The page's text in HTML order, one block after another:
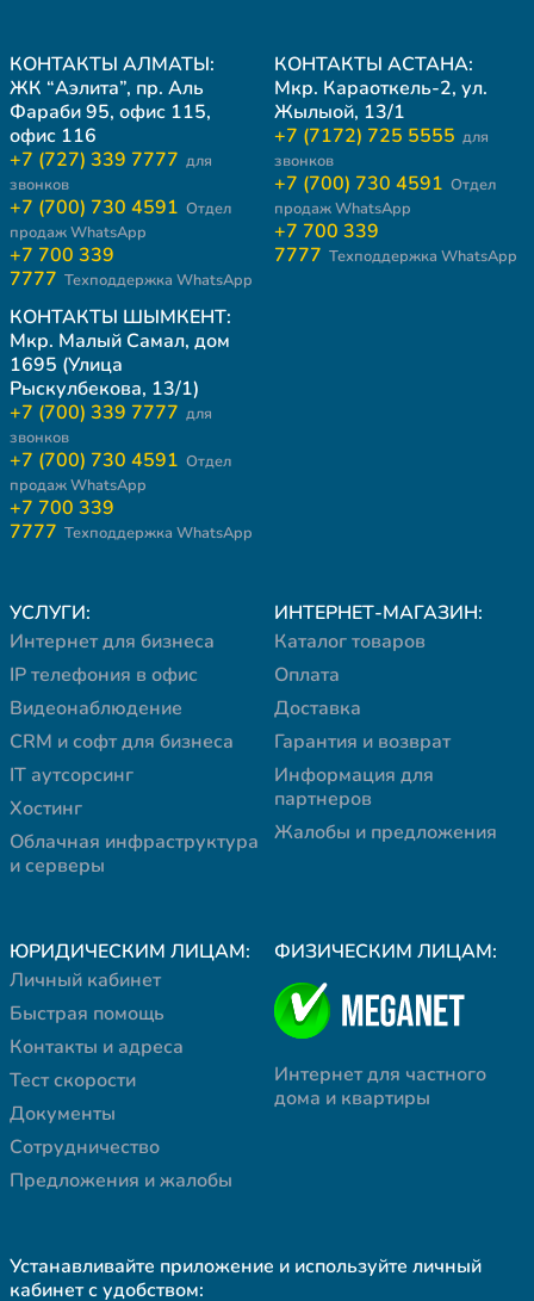
КОНТАКТЫ АЛМАТЫ:
ЖК “Аэлита”, пр. Аль
Фараби 95, офис 115,
офис 116
+7 (727) 339 7777 для
звонков
+7 (700) 730 4591 Отдел
продаж WhatsApp
+7 700 339
7777 Техподдержка WhatsApp
КОНТАКТЫ АСТАНА:
Мкр. Караоткель-2, ул.
Жылыой, 13/1
+7 (7172) 725 5555 для
звонков
+7 (700) 730 4591 Отдел
продаж WhatsApp
+7 700 339
7777 Техподдержка WhatsApp
КОНТАКТЫ ШЫМКЕНТ:
Мкр. Малый Самал, дом
1695 (Улица
Рыскулбекова, 13/1)
+7 (700) 339 7777 для
звонков
+7 (700) 730 4591 Отдел
продаж WhatsApp
+7 700 339
7777 Техподдержка WhatsApp
УСЛУГИ:
Интернет для бизнеса
IP телефония в офис
Видеонаблюдение
CRM и софт для бизнеса
IT аутсорсинг
Хостинг
Облачная инфраструктура
и серверы
ИНТЕРНЕТ-МАГАЗИН:
Каталог товаров
Оплата
Доставка
Гарантия и возврат
Информация для
партнеров
Жалобы и предложения
ЮРИДИЧЕСКИМ ЛИЦАМ:
Личный кабинет
Быстрая помощь
Контакты и адреса
Тест скорости
Документы
Сотрудничество
Предложения и жалобы
ФИЗИЧЕСКИМ ЛИЦАМ:
Интернет для частного
дома и квартиры
Устанавливайте приложение и используйте личный
кабинет с удобством: